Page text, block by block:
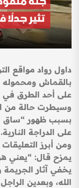
داول رواد مواقع
بالقماش ومحموله
على أحد الطرق
وسيطرت حالة من
بسبب ظهور “ساق
على الدراجة النارية.
ومن أبرز
يمزح قال: “يعني
يخفي آثار
الله، وبعدين